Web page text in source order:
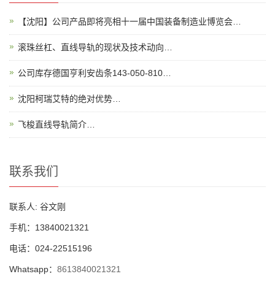
【沈阳】公司产品即将亮相十一届中国装备制造业博览会…
滚珠丝杠、直线导轨的现状及技术动向…
公司库存德国亨利安齿条143-050-810…
沈阳柯瑞艾特的绝对优势…
飞梭直线导轨简介…
联系我们
联系人: 谷文刚
手机：13840021321
电话：024-22515196
Whatsapp： 8613840021321